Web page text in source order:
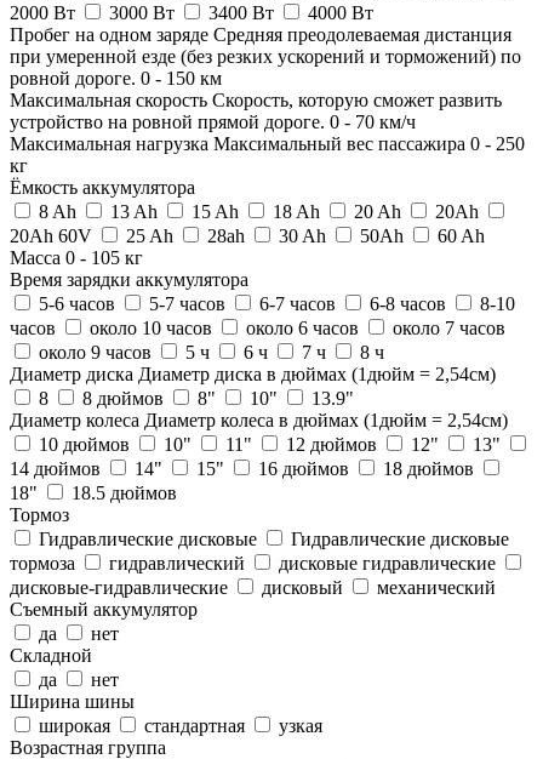
2000 Вт
3000 Вт 3400 Вт
4000 Вт
Пробег на одном заряде Средняя преодолеваемая дистанция
при умеренной езде (без резких ускорений и торможений) по
ровной дороге. 0 - 150 км
Максимальная скорость Скорость, которую сможет развить
устройство на ровной прямой дороге. 0 - 70 км/ч
Максимальная нагрузка Максимальный вес пассажира 0 - 250
кг
Ёмкость аккумулятора
8 Ah
13 Ah 15 Ah 18 Ah 20 Ah
20Ah
20Ah 60V
25 Ah 28ah 30 Ah 50Ah
60 Ah
Масса 0 - 105 кг
Время зарядки аккумулятора
5-6 часов
5-7 часов 6-7 часов 6-8 часов
8-10
часов
около 10 часов около 6 часов
около 7 часов
около 9 часов
5 ч 6 ч 7 ч
8 ч
Диаметр диска Диаметр диска в дюймах (1дюйм = 2,54см)
8
8 дюймов 8" 10"
13.9"
Диаметр колеса Диаметр колеса в дюймах (1дюйм = 2,54см)
10 дюймов
10" 11" 12 дюймов 12"
13"
14 дюймов
14" 15" 16 дюймов
18 дюймов
18"
18.5 дюймов
Тормоз
Гидравлические дисковые
Гидравлические дисковые
тормоза
гидравлический
дисковые гидравлические
дисковые-гидравлические
дисковый
механический
Съемный аккумулятор
да
нет
Складной
да
нет
Ширина шины
широкая
стандартная
узкая
Возрастная группа